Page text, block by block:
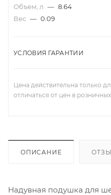
Объем, л — 8.64
Вес — 0.09
УСЛОВИЯ ГАРАНТИИ
Цена действительна только
отличаться от цен в
ОПИСАНИЕ
Надувная подушка для